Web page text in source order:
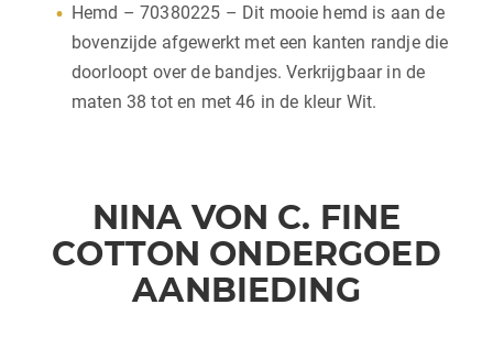
Hemd – 70380225 – Dit mooie hemd is aan de
bovenzijde afgewerkt met een kanten randje die
doorloopt over de bandjes. Verkrijgbaar in de
maten 38 tot en met 46 in de kleur Wit.
NINA VON C. FINE
COTTON ONDERGOED
AANBIEDING